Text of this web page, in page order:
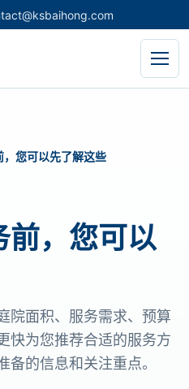
，您可以先了解这些
前，您可以
院面积、服务需求、预算
快为您推荐合适的服务方
备的信息和关注重点。